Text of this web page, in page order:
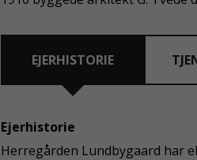
EJERHISTORIE
Ejerhistorie
Herregården Lundbygaard har